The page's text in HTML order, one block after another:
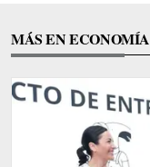
MÁS EN ECONOMÍA